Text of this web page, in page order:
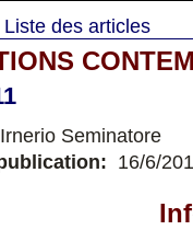
Liste des articles
Irnerio Seminatore
16/6/